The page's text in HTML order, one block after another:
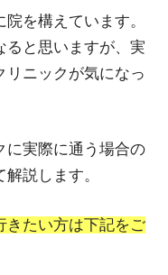
を構えています。
ると思いますが、実
リニックが気になっ
に実際に通う場合の
説します。
きたい方は下記をご